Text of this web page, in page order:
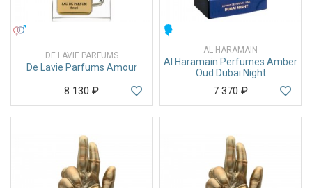
DE LAVIE PARFUMS
De Lavie Parfums Amour
8 130 ₽
AL HARAMAIN
Al Haramain Perfumes Amber
Oud Dubai Night
7 370 ₽